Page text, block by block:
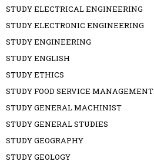
STUDY ELECTRICAL ENGINEERING
STUDY ELECTRONIC ENGINEERING
STUDY ENGINEERING
STUDY ENGLISH
STUDY ETHICS
STUDY FOOD SERVICE MANAGEMENT
STUDY GENERAL MACHINIST
STUDY GENERAL STUDIES
STUDY GEOGRAPHY
STUDY GEOLOGY